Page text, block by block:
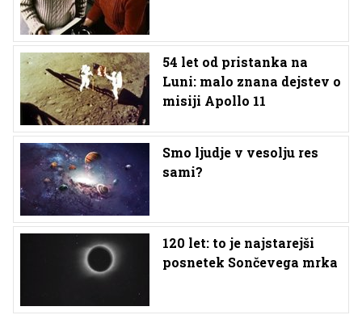
54 let od pristanka na
Luni: malo znana dejstev o
misiji Apollo 11
Smo ljudje v vesolju res
sami?
120 let: to je najstarejši
posnetek Sončevega mrka